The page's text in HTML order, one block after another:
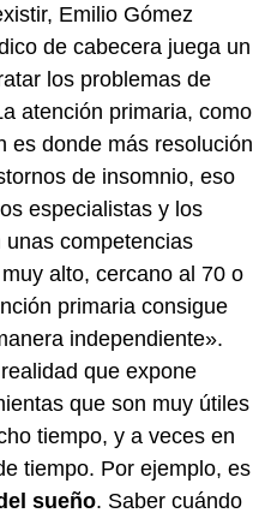
Emilio Gómez
de cabecera juega un
los problemas de
atención primaria, como
es donde más resolución
de insomnio, eso
especialistas y los
competencias
alto, cercano al 70 o
primaria consigue
independiente».
que expone
que son muy útiles
tiempo, y a veces en
tiempo. Por ejemplo, es
sueño. Saber cuándo